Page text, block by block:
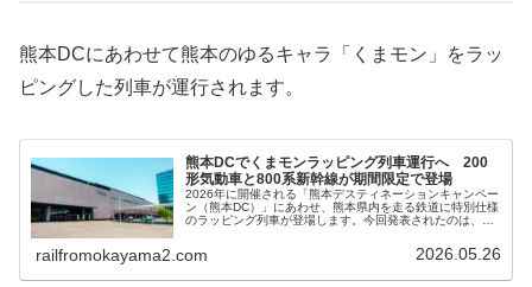
熊本DCにあわせて熊本のゆるキャラ「くまモン」をラッ
ピングした列車が運行されます。
熊本DCでくまモンラッピング列車運行へ 200
形気動車と800系新幹線が期間限定で登場
2026年に開催される「熊本デスティネーションキャンペー
ン（熊本DC）」にあわせ、熊本県内を走る鉄道に特別仕様
のラッピング列車が登場します。今回発表されたのは、在
railfromokayama2.com 2026.05.26